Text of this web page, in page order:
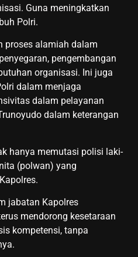
Guna meningkatkan
Polri.
proses alamiah dalam
pengembangan
organisasi. Ini juga
dalam menjaga
dalam pelayanan
dalam keterangan
hanya memutasi polisi laki-
(polwan) yang
jabatan Kapolres
mendorong kesetaraan
kompetensi, tanpa